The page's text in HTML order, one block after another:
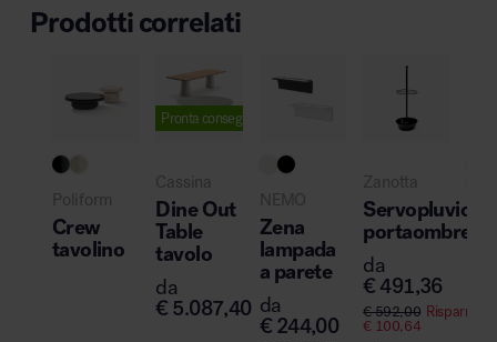
Prodotti correlati
Poliform
Crew
tavolino
Pronta consegna
Cassina
Dine Out
Table
tavolo
da
€ 5.087,40
NEMO
Zena
lampada
a parete
da
€ 244,00
Zanotta
Servopluvio
portaombrelli
da
€ 491,36
€592,00 Risparmi
€100,64
Pli